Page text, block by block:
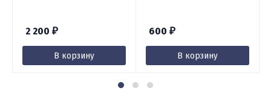
2 200 ₽
В корзину
600 ₽
В корзину